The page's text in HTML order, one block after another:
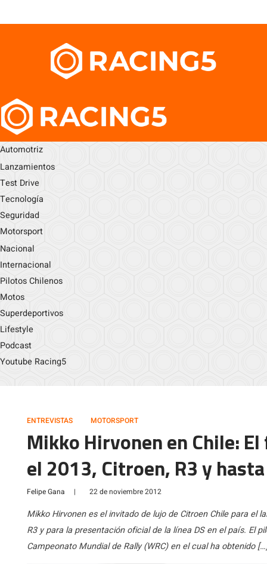
Automotriz
Lanzamientos
Test Drive
Tecnología
Seguridad
Motorsport
Nacional
Internacional
Pilotos Chilenos
Motos
Superdeportivos
Lifestyle
Podcast
Youtube Racing5
ENTREVISTAS MOTORSPORT
Mikko Hirvonen en Chile:
el 2013, Citroen, R3 y
Felipe Gana | 22 de noviembre 2012
Mikko Hirvonen es el invitado de lujo de Citroen Chile para el
R3 y para la presentación oficial de la línea DS en el país. El
Campeonato Mundial de Rally (WRC) en el cual ha obtenido